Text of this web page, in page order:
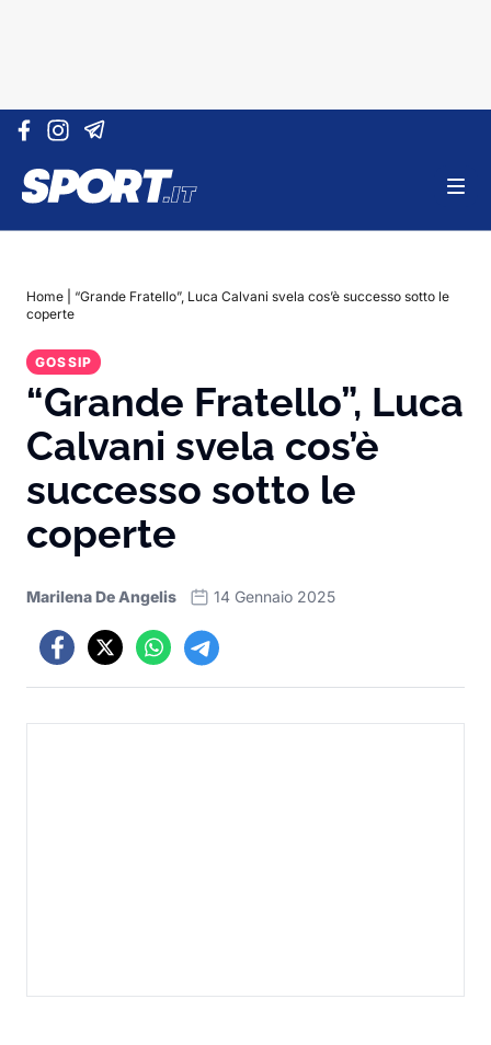
Vai al contenuto
Home
“Grande Fratello”, Luca Calvani svela cos’è successo sotto le
coperte
GOSSIP
“Grande Fratello”, Luca
Calvani svela cos’è
successo sotto le
coperte
Marilena De Angelis 14 Gennaio 2025